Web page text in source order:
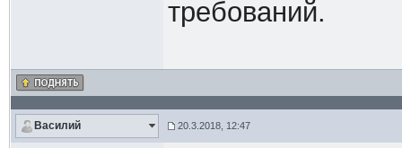
требований.
Василий 20.3.2018, 12:47